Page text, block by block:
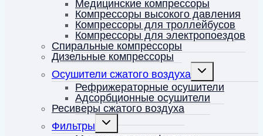
Медицинские компрессоры
Компрессоры высокого давления
Компрессоры для троллейбусов
Компрессоры для электропоездов
Спиральные компрессоры
Дизельные компрессоры
Осушители сжатого воздуха
Переключить
дочернее
меню
Рефрижераторные осушители
Адсорбционные осушители
Ресиверы сжатого воздуха
Фильтры
Переключить
дочернее